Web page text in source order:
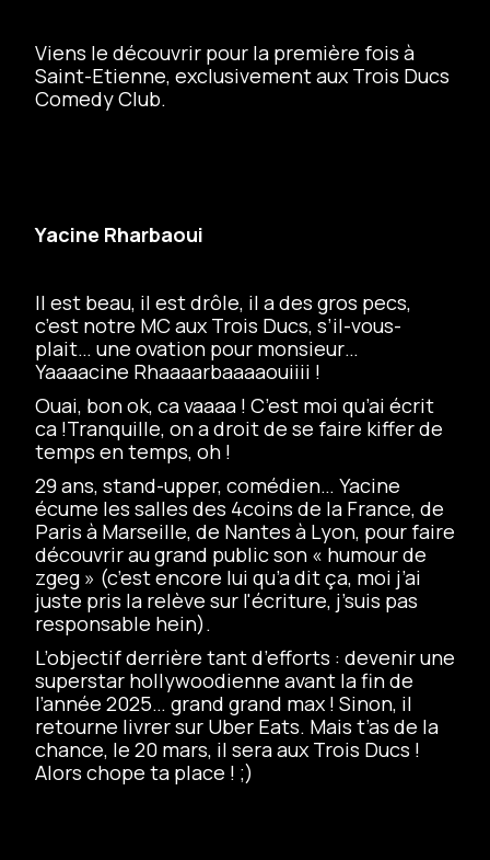
Viens le découvrir pour la première fois à
Saint-Etienne, exclusivement aux Trois Ducs
Comedy Club.
Yacine Rharbaoui
Il est beau, il est drôle, il a des gros pecs,
c’est notre MC aux Trois Ducs, s’il-vous-
plait… une ovation pour monsieur…
Yaaaacine Rhaaaarbaaaaouiiii !
Ouai, bon ok, ca vaaaa ! C’est moi qu’ai écrit
ca !Tranquille, on a droit de se faire kiffer de
temps en temps, oh !
29 ans, stand-upper, comédien… Yacine
écume les salles des 4coins de la France, de
Paris à Marseille, de Nantes à Lyon, pour faire
découvrir au grand public son « humour de
zgeg » (c’est encore lui qu’a dit ça, moi j’ai
juste pris la relève sur l'écriture, j’suis pas
responsable hein).
L’objectif derrière tant d’efforts : devenir une
superstar hollywoodienne avant la fin de
l’année 2025… grand grand max ! Sinon, il
retourne livrer sur Uber Eats. Mais t’as de la
chance, le 20 mars, il sera aux Trois Ducs !
Alors chope ta place ! ;)